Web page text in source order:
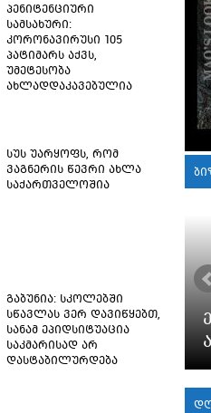
პენიტენციური
სამსახური:
კორონავირუსი 105
პატიმარს აქვს,
უმეტესობა
ახლადდაკავებულია
სუს უარყოფს, რომ
ვაგნერის წევრი ახლა
საქართველოშია
გაბუნია: სკოლებში
სწავლას ვერ დავიწყებთ,
სანამ ეპიდსიტუაცია
საკმარისად არ
დასტაბილურდება